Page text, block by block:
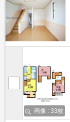
画像 : 33枚